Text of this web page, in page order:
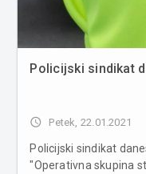
Policijski sindikat
access_time Petek, 22.01.2021
Policijski sindikat
"Operativna skupina